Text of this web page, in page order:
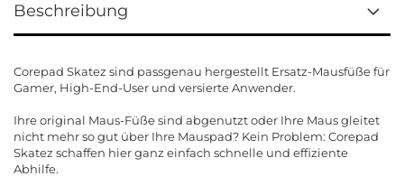
Beschreibung
Corepad Skatez sind passgenau hergestellt Ersatz-Mausfüße für
Gamer, High-End-User und versierte Anwender.
Ihre original Maus-Füße sind abgenutzt oder Ihre Maus gleitet
nicht mehr so gut über Ihre Mauspad? Kein Problem: Corepad
Skatez schaffen hier ganz einfach schnelle und effiziente
Abhilfe.